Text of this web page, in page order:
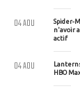
Spider-
n'avoir
actif
04 AOU
HBO
04 AOU